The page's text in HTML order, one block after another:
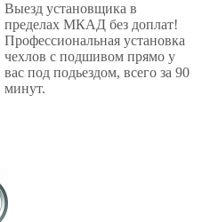
Выезд установщика в
пределах МКАД без доплат!
Профессиональная установка
чехлов с подшивом прямо у
вас под подьездом, всего за 90
минут.